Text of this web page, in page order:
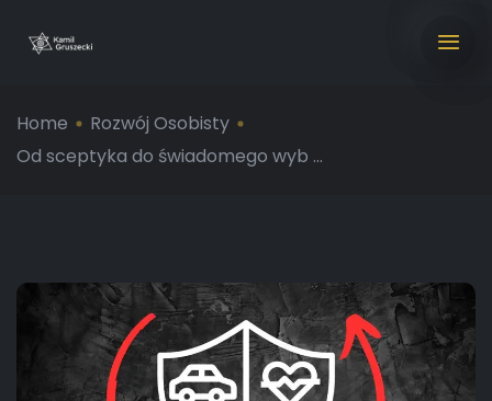
Home
Rozwój Osobisty
Od sceptyka do świadomego wyb ...